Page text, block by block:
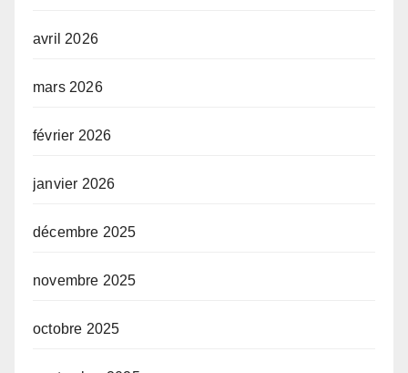
avril 2026
mars 2026
février 2026
janvier 2026
décembre 2025
novembre 2025
octobre 2025